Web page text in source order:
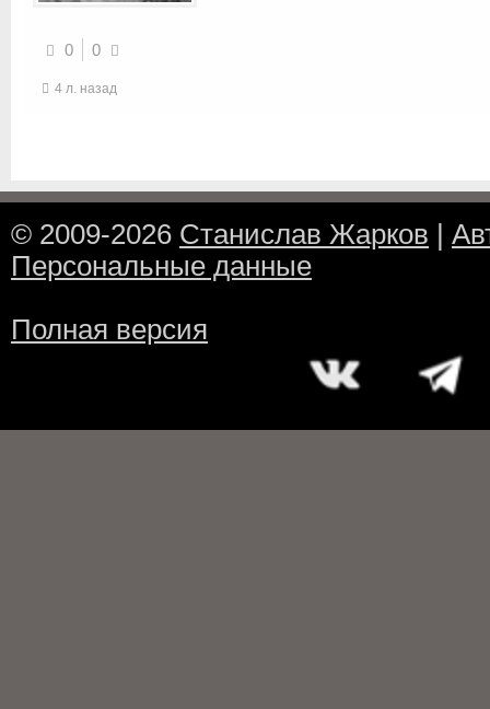
0 0
4 л. назад
© 2009-2026 Станислав Жарков
Персональные данные
Полная версия